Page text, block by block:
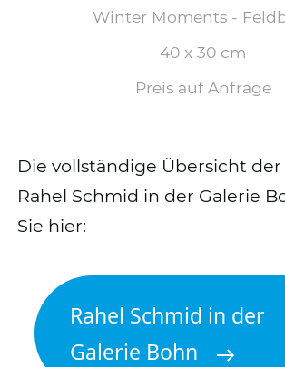
Winter Moments -
40 x 30 cm
Preis auf Anfrage
Die vollständige Übersicht
Rahel Schmid in der Galerie
Sie hier:
Rahel Schmid in der
Galerie Bohn